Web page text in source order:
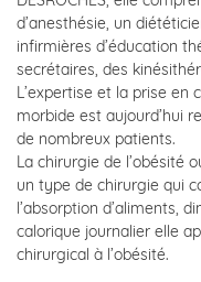
d’anesthésie, un
infirmières d’éducation
secrétaires, des
L’expertise et la prise en
morbide est aujourd’hui
de nombreux patients.
La chirurgie de l’obésité
un type de chirurgie qui
l’absorption d’aliments,
calorique journalier elle
chirurgical à l’obésité.